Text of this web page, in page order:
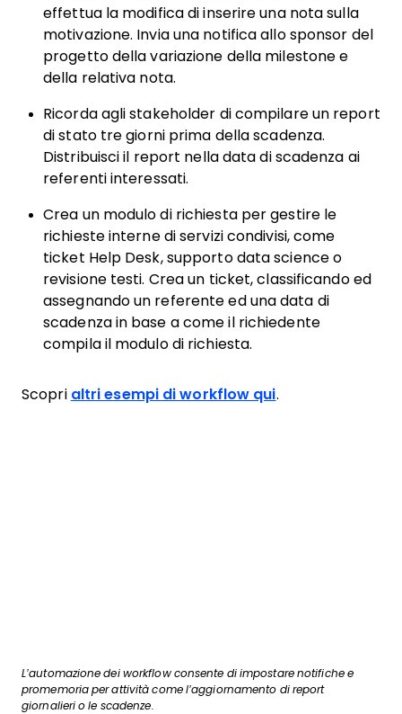
effettua la modifica di inserire una nota sulla
motivazione. Invia una notifica allo sponsor del
progetto della variazione della milestone e
della relativa nota.
Ricorda agli stakeholder di compilare un report
di stato tre giorni prima della scadenza.
Distribuisci il report nella data di scadenza ai
referenti interessati.
Crea un modulo di richiesta per gestire le
richieste interne di servizi condivisi, come
ticket Help Desk, supporto data science o
revisione testi. Crea un ticket, classificando ed
assegnando un referente ed una data di
scadenza in base a come il richiedente
compila il modulo di richiesta.
Scopri altri esempi di workflow qui.
L’automazione dei workflow consente di impostare notifiche e
promemoria per attività come l’aggiornamento di report
giornalieri o le scadenze.